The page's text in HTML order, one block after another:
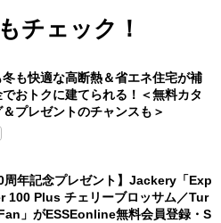
チェック！
冬も快適な高断熱＆省エネ住宅が補
おトクに建てられる！＜無料カタ
＆プレゼントのチャンスも＞
周年記念プレゼント】Jackery「Exp
100 Plus チェリーブロッサム／Tur
」がESSEonline無料会員登録・S